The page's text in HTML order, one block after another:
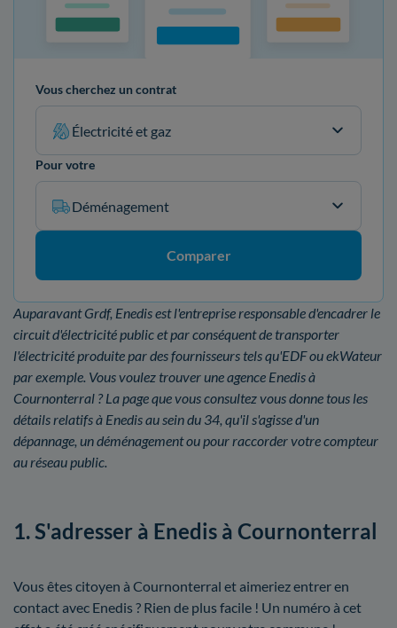
Vous cherchez un contrat
Électricité et gaz
Pour votre
Déménagement
Comparer
Auparavant Grdf, Enedis est l'entreprise responsable d'encadrer le
circuit d'électricité public et par conséquent de transporter
l'électricité produite par des fournisseurs tels qu'EDF ou ekWateur
par exemple. Vous voulez trouver une agence Enedis à
Cournonterral ? La page que vous consultez vous donne tous les
détails relatifs à Enedis au sein du 34, qu'il s'agisse d'un
dépannage, un déménagement ou pour raccorder votre compteur
au réseau public.
1. S'adresser à Enedis à Cournonterral
Vous êtes citoyen à Cournonterral et aimeriez entrer en
contact avec Enedis ? Rien de plus facile ! Un numéro à cet